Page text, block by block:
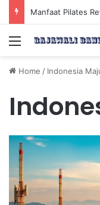
Menu
Home / Indonesia